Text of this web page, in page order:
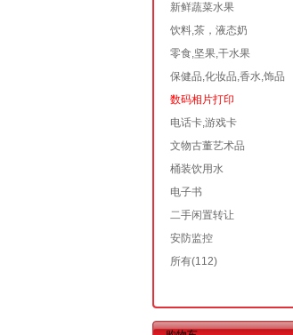
新鲜蔬菜水果
饮料,茶，液态奶
零食,坚果,干水果
保健品,化妆品,香水,饰品
数码相片打印
电话卡,游戏卡
文物古董艺术品
桶装饮用水
电子书
二手闲置转让
安防监控
所有(112)